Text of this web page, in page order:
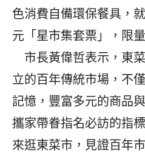
色消費自備環保餐具，
元「星市集套票」，限
市長黃偉哲表示，東
立的百年傳統市場，不
記憶，豐富多元的商品
攜家帶眷指名必訪的指
來逛東菜市，見證百年